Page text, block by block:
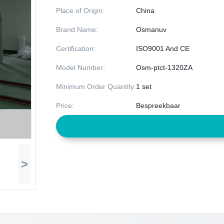
>
Place of Origin: China
Brand Name: Osmanuv
Certification: ISO9001 And CE
Model Number: Osm-ptct-1320ZA
Minimum Order Quantity:1 set
Price: Bespreekbaar